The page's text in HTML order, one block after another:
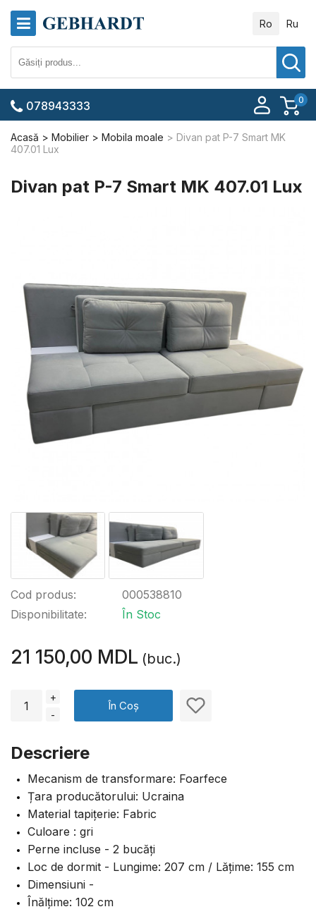
Ro Ru
0
078943333
Acasă Mobilier Mobila moale
Divan pat P-7 Smart MK
407.01 Lux
Divan pat P-7 Smart MK 407.01 Lux
Cod produs:
Disponibilitate:
000538810
În Stoc
21 150,00 MDL (buc.)
+
-
În Coș
Descriere
Mecanism de transformare: Foarfece
Țara producătorului: Ucraina
Material tapițerie: Fabric
Culoare : gri
Perne incluse - 2 bucăți
Loc de dormit - Lungime: 207 cm / Lățime: 155 cm
Dimensiuni -
Înălțime: 102 cm